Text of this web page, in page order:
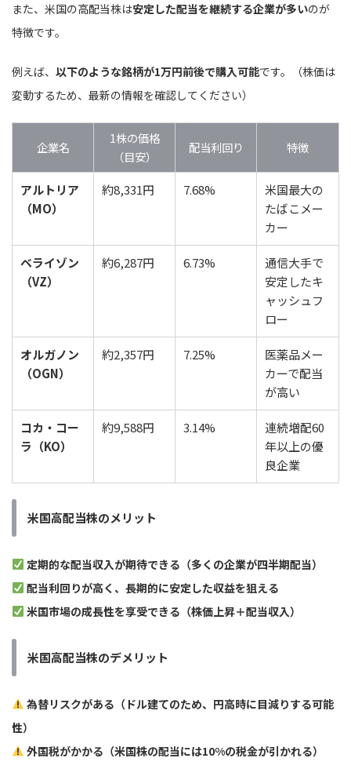
また、米国の高配当株は安定した配当を継続する企業が多いのが
特徴です。
例えば、 以下のような銘柄が1万円前後で購入可能です。（株価は
変動するため、最新の情報を確認してください）
企業名
1株の価格
（目安）
配当利回り 特徴
アルトリア
（MO）
約8,331円 7.68%
米国最大の
たばこメー
カー
ベライゾン
（VZ）
約6,287円 6.73%
通信大手で
安定したキ
ャッシュフ
ロー
オルガノン
（OGN）
約2,357円 7.25%
医薬品メー
カーで配当
が高い
コカ・コー
ラ（KO）
約9,588円 3.14%
連続増配60
年以上の優
良企業
米国高配当株のメリット
定期的な配当収入が期待できる（多くの企業が四半期配当）
配当利回りが高く、長期的に安定した収益を狙える
米国市場の成長性を享受できる（株価上昇＋配当収入）
米国高配当株のデメリット
為替リスクがある（ドル建てのため、円高時に目減りする可能
性）
外国税がかかる（米国株の配当には10%の税金が引かれる）